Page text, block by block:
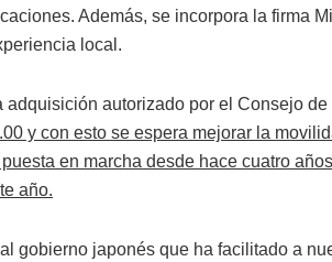
Además, se incorpora la firma
local.
adquisición autorizado por el Consejo
y con esto se espera mejorar la
en marcha desde hace cuatro
año.
gobierno japonés que ha facilitado a